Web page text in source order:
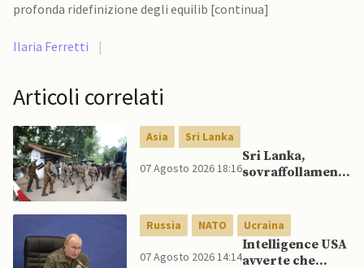
profonda ridefinizione degli equilib [continua]
Ilaria Ferretti |
Articoli correlati
Asia Sri Lanka
07 Agosto 2026 18:16
Sri Lanka,
sovraffollamento
portando a
nuove rivolte: 3
morti e 23 feriti
Russia NATO Ucraina
07 Agosto 2026 14:14
Intelligence USA
avverte che